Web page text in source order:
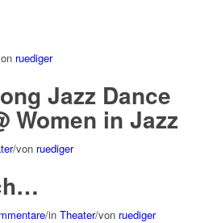
ruediger
Jazz Dance
Women in Jazz
/von ruediger
/in Theater/von ruediger